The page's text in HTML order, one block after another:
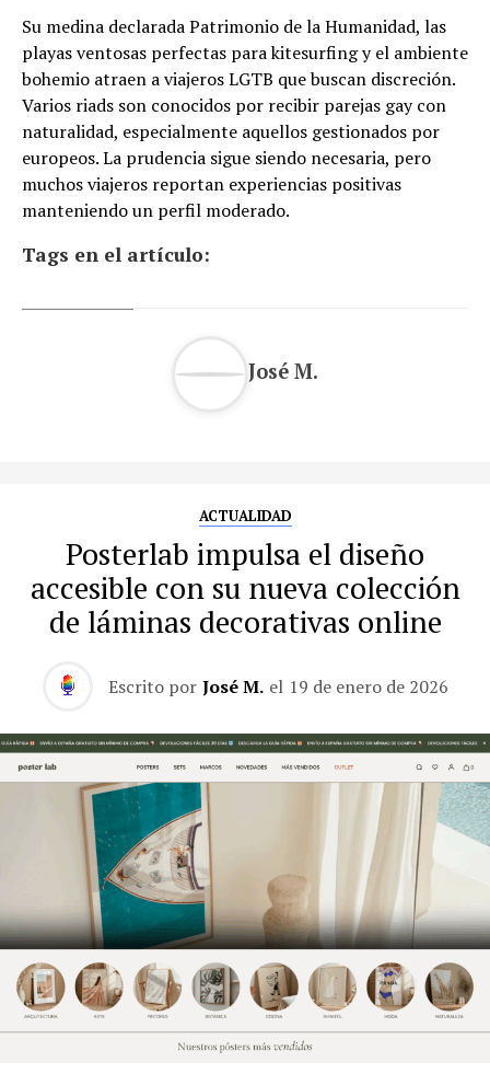
Su medina declarada Patrimonio de la Humanidad, las
playas ventosas perfectas para kitesurfing y el ambiente
bohemio atraen a viajeros LGTB que buscan discreción.
Varios riads son conocidos por recibir parejas gay con
naturalidad, especialmente aquellos gestionados por
europeos. La prudencia sigue siendo necesaria, pero
muchos viajeros reportan experiencias positivas
manteniendo un perfil moderado.
Tags en el artículo:
José M.
ACTUALIDAD
Posterlab impulsa el diseño
accesible con su nueva colección
de láminas decorativas online
Escrito por José M. el 19 de enero de 2026